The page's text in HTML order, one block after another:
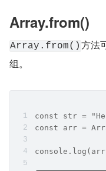
Array.from()
Array.from() 方法
组。
const str =
const arr =